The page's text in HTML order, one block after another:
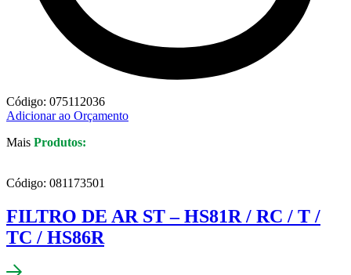
Código: 075112036
Adicionar ao Orçamento
Mais Produtos:
Código: 081173501
FILTRO DE AR ST – HS81R / RC / T /
TC / HS86R